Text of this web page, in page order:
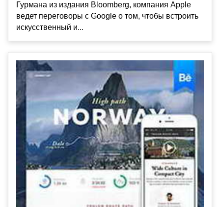
Гурмана из издания Bloomberg, компания Apple
ведет переговоры с Google о том, чтобы встроить
искусственный и...